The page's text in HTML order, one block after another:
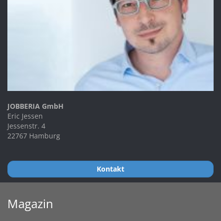
JOBBERIA GmbH
Eric Jessen
Jessenstr. 4
22767 Hamburg
Kontakt
Magazin